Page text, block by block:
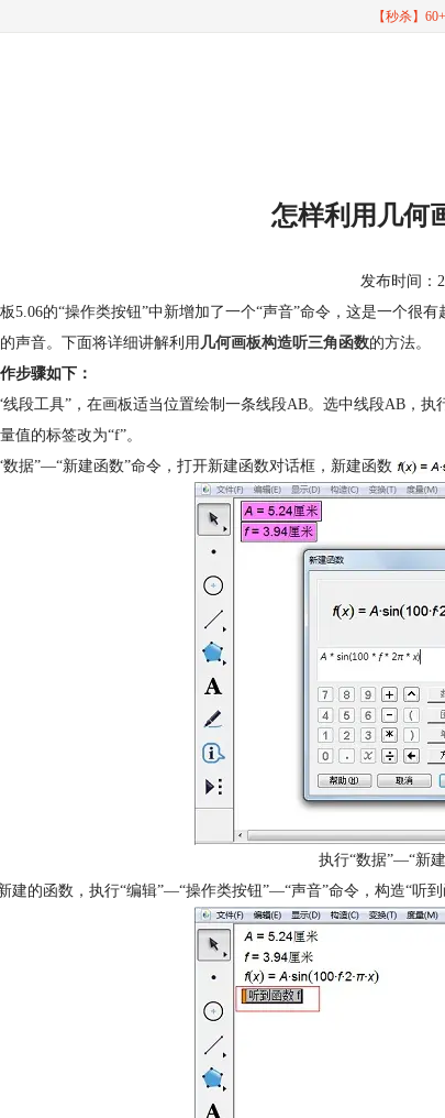
【秒杀】
怎样利用几何
发布时间：
5.06的“操作类按钮”中新增加了一个“声音”命令，这是一个很
声音。下面将详细讲解利用 几何画板构造听三角函数的方法。
步骤如下：
线段工具”，在画板适当位置绘制一条线段AB。选中线段AB，
值的标签改为“f”。
数据”—“新建函数”命令，打开新建函数对话框，新建函数
执行“数据”—“新
建的函数，执行“编辑”—“操作类按钮”—“声音”命令，构造“听到